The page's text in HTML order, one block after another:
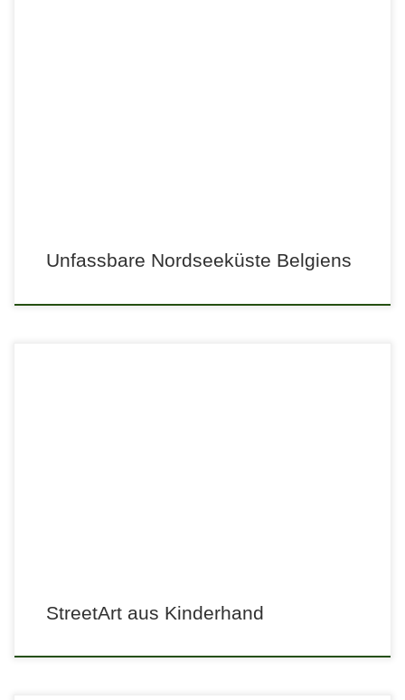
Unfassbare Nordseeküste Belgiens
StreetArt aus Kinderhand